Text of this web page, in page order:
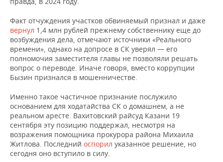
Факт отчуждения участков обвиняемый признал и даже
вернул 1,4 млн рублей прежнему собственнику еще до
возбуждения дела, отмечают источники «Реального
времени», однако на допросе в СК уверял — его
полномочия заместителя главы не позволяли решать
вопрос о переводе. Иначе говоря, вместо коррупции
Бызин признался в мошенничестве.
Именно такое частичное признание послужило
основанием для ходатайства СК о домашнем, а не
реальном аресте. Вахитовский райсуд Казани 19
сентября эту позицию поддержал, несмотря на
возражения помощника прокурора района Михаила
Житлова. Последний оспорил указанное решение, но
сегодня оно вступило в силу.